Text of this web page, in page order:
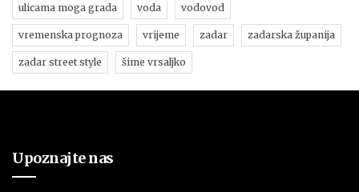
ulicama moga grada voda vodovod
vremenska prognoza vrijeme zadar zadarska županija
zadar street style šime vrsaljko
Upoznajte nas